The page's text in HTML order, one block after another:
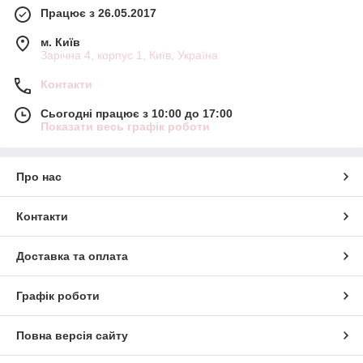
Працює з 26.05.2017
м. Київ
Зарічна 4, корпус 1, Київ, Україна
Контакти
Сьогодні працює з 10:00 до 17:00
Показати весь графік роботи
Про нас
Контакти
Доставка та оплата
Графік роботи
Повна версія сайту